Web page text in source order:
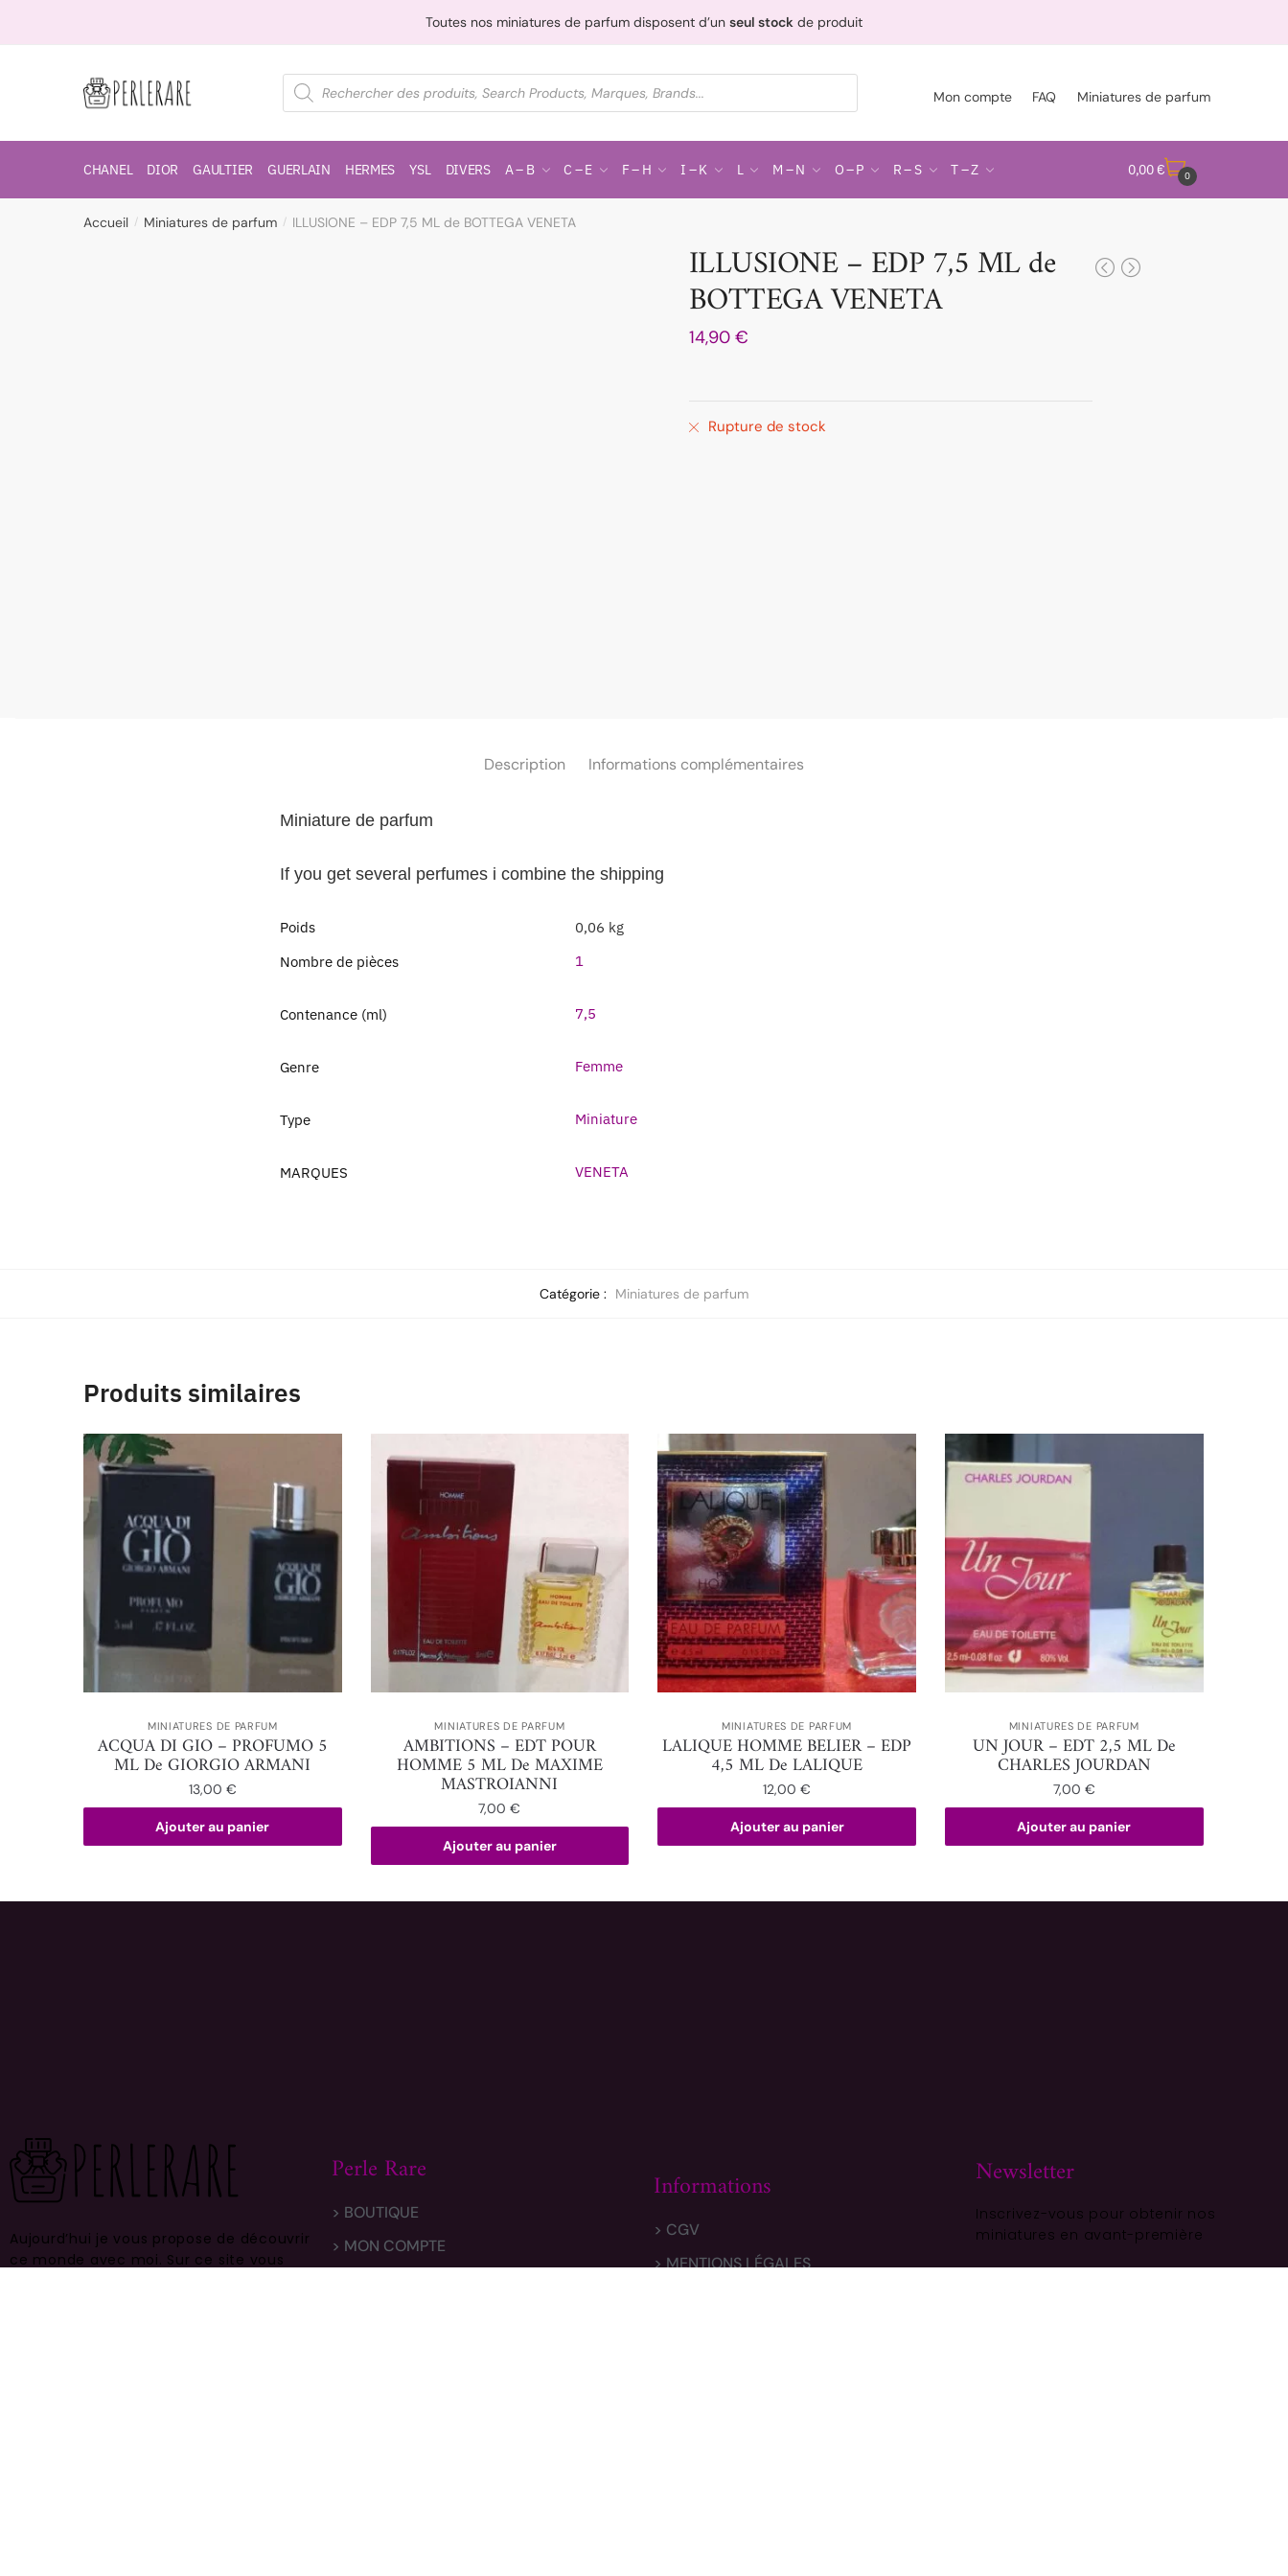
Toutes nos miniatures de parfum disposent d’un seul stock de produit
Mon compte FAQ Miniatures de parfum
CHANEL DIOR GAULTIER GUERLAIN HERMES YSL DIVERS A – B C – E F – H I – K L M – N O – P R – S T – Z 0,00 € 0
Accueil / Miniatures de parfum / ILLUSIONE – EDP 7,5 ML de BOTTEGA VENETA
ILLUSIONE – EDP 7,5 ML de
BOTTEGA VENETA
14,90 €
Rupture de stock
Description Informations complémentaires
Miniature de parfum
If you get several perfumes i combine the shipping
Poids
0,06 kg
Nombre de pièces
1
Contenance (ml) 7,5
Genre Femme
Type Miniature
MARQUES VENETA
Catégorie : Miniatures de parfum
Produits similaires
MINIATURES DE PARFUM
ACQUA DI GIO – PROFUMO 5
ML De GIORGIO ARMANI
13,00 €
Ajouter au panier
MINIATURES DE PARFUM
AMBITIONS – EDT POUR
HOMME 5 ML De MAXIME
MASTROIANNI
7,00€
Ajouter au panier
MINIATURES DE PARFUM
LALIQUE HOMME BELIER – EDP
4,5 ML De LALIQUE
12,00€
Ajouter au panier
MINIATURES DE PARFUM
UN JOUR – EDT 2,5 ML De
CHARLES JOURDAN
7,00 €
Ajouter au panier
Aujourd’hui je vous propose de découvrir
ce monde avec moi. Sur ce site vous
Perle Rare
> BOUTIQUE
> MON COMPTE
Informations
> CGV
> MENTIONS LÉGALES
Newsletter
Inscrivez-vous pour obtenir nos
miniatures en avant-première